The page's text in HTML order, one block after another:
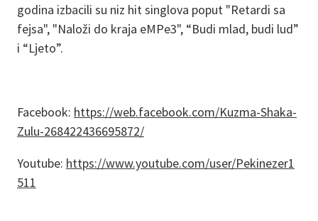
godina izbacili su niz hit singlova poput "Retardi sa
fejsa", "Naloži do kraja eMPe3", “Budi mlad, budi lud”
i “Ljeto”.
Facebook: https://web.facebook.com/Kuzma-Shaka-
Zulu-268422436695872/
Youtube: https://www.youtube.com/user/Pekinezer1
511